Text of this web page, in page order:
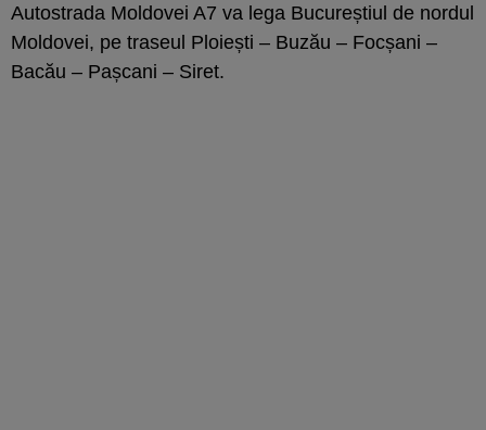
Autostrada Moldovei A7 va lega Bucureștiul de nordul
Moldovei, pe traseul Ploiești – Buzău – Focșani –
Bacău – Pașcani – Siret.